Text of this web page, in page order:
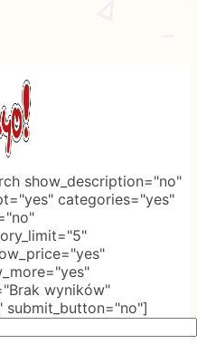
show_description="no"
categories="yes"
wyników"